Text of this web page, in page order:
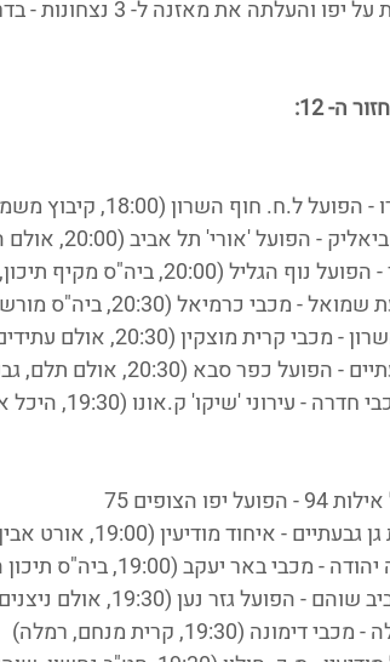
והעלתה את מאזנה ל- 3 נצחונות - בדרך למקום ה- 11.
ה- 12:
ל.ח. חוף השרון (18:00, קיבוץ משמר העמק)
'אורי' תל אביב (20:00, אולם הרקפות, קרית ביאליק)
הגליל (20:00, ביה"ס מקיף תיכון, נשר)
כרמיאל (20:30, ביה"ס מורשת נריה, גבעת שמואל)
קרית מוצקין (20:30, אולם עתידים, הוד השרון)
כפר סבא (20:30, אולם תלם, גבעתיים)
עירוני 'שיקו' ק.אונו (19:30, היכל אנרבוקס, חדרה)
יפו הצופים 75
- איחוד מודיעין (19:00, אורט אבין, רמת גן)
באר יעקב (19:00, ביה"ס תיכון הרטוב, קיבוץ צרעה)
הפועל גזר נען (19:30, אולם ניצנים, שוהם)
(19:30, קרית מנחם, רמלה)